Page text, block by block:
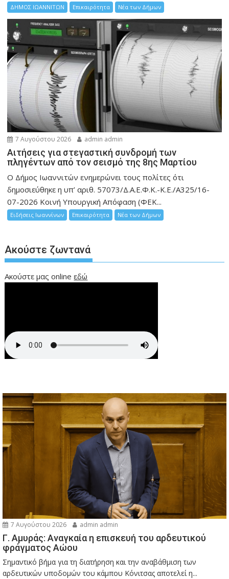
ΔΗΜΟΣ ΙΩΑΝΝΙΤΩΝ Επικαιρότητα Νέα των Δήμων
7 Αυγούστου 2026 admin admin
Αιτήσεις για στεγαστική συνδρομή των
πληγέντων από τον σεισμό της 8ης Μαρτίου
Ο Δήμος Ιωαννιτών ενημερώνει τους πολίτες ότι
δημοσιεύθηκε η υπ’ αριθ. 57073/Δ.Α.Ε.Φ.Κ.-Κ.Ε./Α325/16-
07-2026 Κοινή Υπουργική Απόφαση (ΦΕΚ...
Ειδήσεις Ιωαννίνων Επικαιρότητα Νέα των Δήμων
Ακούστε ζωντανά
Ακούστε μας onlineεδώ
7 Αυγούστου 2026 admin admin
Γ. Αμυράς: Αναγκαία η επισκευή του αρδευτικού
φράγματος Αώου
Σημαντικό βήμα για τη διατήρηση και την αναβάθμιση των
αρδευτικών υποδομών του κάμπου Κόνιτσας αποτελεί η...